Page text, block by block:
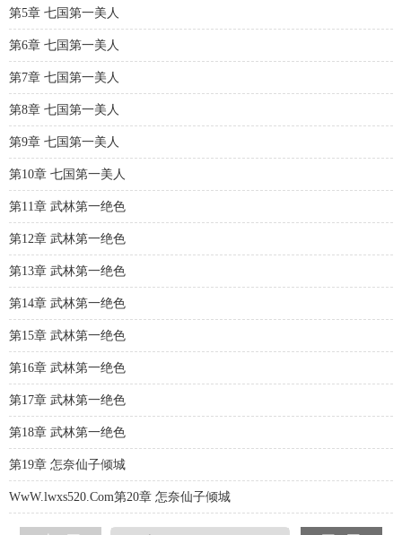
第5章 七国第一美人
第6章 七国第一美人
第7章 七国第一美人
第8章 七国第一美人
第9章 七国第一美人
第10章 七国第一美人
第11章 武林第一绝色
第12章 武林第一绝色
第13章 武林第一绝色
第14章 武林第一绝色
第15章 武林第一绝色
第16章 武林第一绝色
第17章 武林第一绝色
第18章 武林第一绝色
第19章 怎奈仙子倾城
WwW.lwxs520.Com第20章 怎奈仙子倾城